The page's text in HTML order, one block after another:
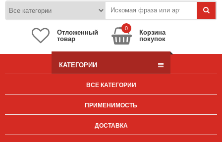
Отложенный
товар
0
Корзина
покупок
КАТЕГОРИИ
ВСЕ КАТЕГОРИИ
ПРИМЕНИМОСТЬ
ДОСТАВКА